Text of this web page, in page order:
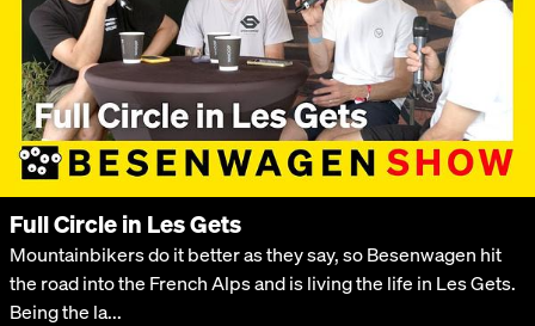
Full Circle in Les Gets
Mountainbikers do it better as they say, so Besenwagen hit
the road into the French Alps and is living the life in Les Gets.
Being the la...